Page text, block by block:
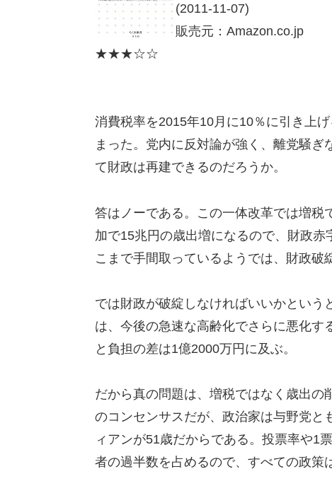
(2011-11-07)
販売元：Amazon.co.jp
★★★☆☆
消費税率を2015年10月に10％に引き上
まった。党内に反対論が強く、離党騒
て財政は再建できるのだろうか。
答はノーである。この一体改革では増税
加で15兆円の歳出増になるので、財政
こまで手間取っているようでは、財政破
では財政が破綻しなければいいかとい
は、今後の急速な高齢化でさらに悪化
と負担の差は1億2000万円に及ぶ。
だから真の問題は、増税ではなく歳出の
のコンセンサスだが、政治家は与野党と
ィアンが51歳だからである。投票率や1
者の過半数を占めるので、すべての政策